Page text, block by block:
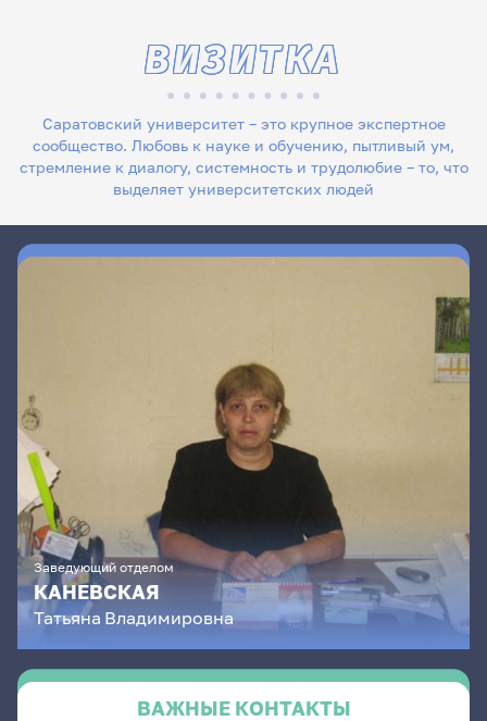
Саратовский университет – это крупное экспертное
сообщество. Любовь к науке и обучению, пытливый ум,
стремление к диалогу, системность и трудолюбие – то, что
выделяет университетских людей
ВИЗИТКА
Заведующий отделом
КАНЕВСКАЯ
Татьяна Владимировна
ВАЖНЫЕ КОНТАКТЫ